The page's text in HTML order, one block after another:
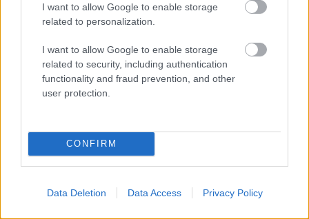
I want to allow Google to enable storage
related to personalization.
I want to allow Google to enable storage
related to security, including authentication
functionality and fraud prevention, and other
user protection.
CONFIRM
Data Deletion Data Access Privacy Policy